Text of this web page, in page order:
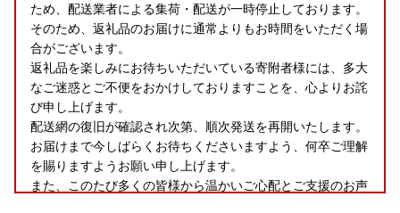
ため、配送業者による集荷・配送が一時停止しております。​
そのため、返礼品のお届けに通常よりもお時間をいただく場
合がございます。​
返礼品を楽しみにお待ちいただいている寄附者様には、多大
なご迷惑とご不便をおかけしておりますことを、心よりお詫
び申し上げます。​
配送網の復旧が確認され次第、順次発送を再開いたします。
お届けまで今しばらくお待ちくださいますよう、何卒ご理解
を賜りますようお願い申し上げます。​
また、このたび多くの皆様から温かいご心配とご支援のお声